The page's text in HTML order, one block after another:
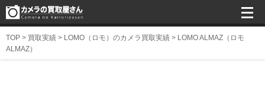
TOP > 買取実績 > LOMO（ロモ）のカメラ買取実績 > LOMO ALMAZ（ロモ
ALMAZ）